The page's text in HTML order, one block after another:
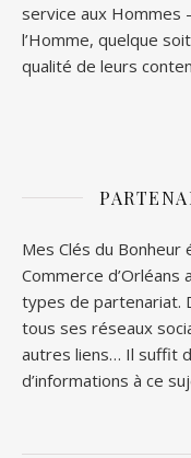
service aux Hommes
l’Homme, quelque
qualité de leurs
Mes Clés du
Commerce
types de partenariat.
tous ses réseaux
autres liens… Il suffit
d’informations à ce